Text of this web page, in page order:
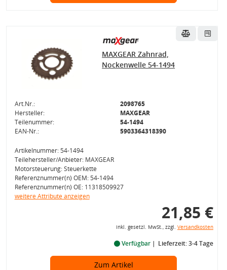
MAXGEAR Zahnrad,
Nockenwelle 54-1494
Art.Nr.:
2098765
Hersteller:
MAXGEAR
Teilenummer:
54-1494
EAN-Nr.:
5903364318390
Artikelnummer: 54-1494
Teilehersteller/Anbieter: MAXGEAR
Motorsteuerung: Steuerkette
Referenznummer(n) OEM: 54-1494
Referenznummer(n) OE: 11318509927
weitere Attribute anzeigen
21,85 €
inkl. gesetzl. MwSt., zzgl. Versandkosten
Verfügbar Lieferzeit: 3-4 Tage
Zum Artikel